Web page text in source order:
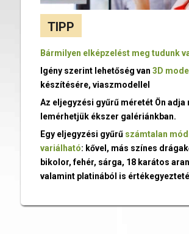
TIPP
Bármilyen elképzelést meg tudunk
Igény szerint lehetőség van 3D modell
készítésére, viaszmodellel
Az eljegyzési gyűrű méretét Ön adja
lemérhetjük ékszer galériánkban.
Egy eljegyzési gyűrű számtalan
variálható: kővel, más színes
bikolor, fehér, sárga, 18 karátos
valamint platinából is